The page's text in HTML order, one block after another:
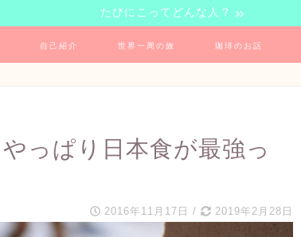
たびにこってどんな人？
自己紹介 世界一周の旅 珈琲のお話
っぱり日本食が最強っ
2016年11月17日 / 2019年2月28日